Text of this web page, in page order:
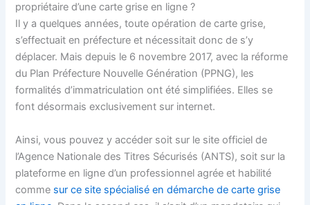
propriétaire d’une carte grise en ligne ?
Il y a quelques années, toute opération de carte grise,
s’effectuait en préfecture et nécessitait donc de s’y
déplacer. Mais depuis le 6 novembre 2017, avec la réforme
du Plan Préfecture Nouvelle Génération (PPNG), les
formalités d’immatriculation ont été simplifiées. Elles se
font désormais exclusivement sur internet.
Ainsi, vous pouvez y accéder soit sur le site officiel de
l’Agence Nationale des Titres Sécurisés (ANTS), soit sur la
plateforme en ligne d’un professionnel agrée et habilité
comme sur ce site spécialisé en démarche de carte grise